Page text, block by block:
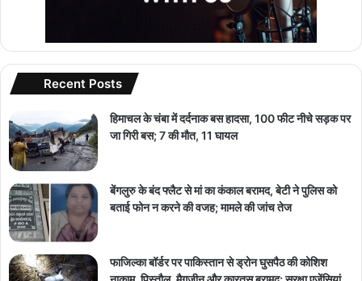
Recent Posts
हिमाचल के चंबा में दर्दनाक बस हादसा, 100 फीट नीचे सड़क पर
जा गिरी बस; 7 की मौत, 11 घायल
बेंगलुरु के बंद फ्लैट से मां का कंकाल बरामद, बेटी ने पुलिस को
बताई फोन न करने की वजह; मामले की जांच तेज
फाजिल्का बॉर्डर पर पाकिस्तान से ड्रोन घुसपैठ की कोशिश